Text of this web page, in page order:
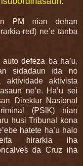
PM nian dehan
red) ne’e tanba
defeza ba ha’u,
sidadaun ida no
aktividade aktivista
ne’e. Ha’u sei
Direktur Nasional
(PSIK) nian
husi Tribunal kona
hatete ha’u halo
hirarkia iha
da Cruz iha